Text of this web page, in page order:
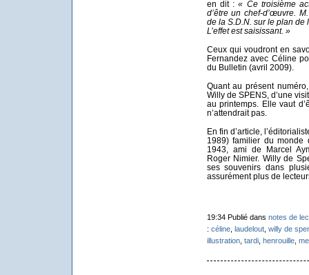
en dit :« Ce troisième
d’être un chef-d’œuvre.
de la S.D.N. sur le plan de
L’effet est saisissant. »
Ceux qui voudront en
Fernandez avec Céline
du Bulletin (avril 2009).
Quant au présent
Willy de SPENS, d’une
au printemps. Elle vaut
n’attendrait pas.
En fin d’article,
1989) familier du monde
1943, ami de Marcel
Roger Nimier. Willy de
ses souvenirs dans
assurément plus de
19:34 Publié dans notes de
: céline, laudelout, willy de
illustration, tardi, henrouille,